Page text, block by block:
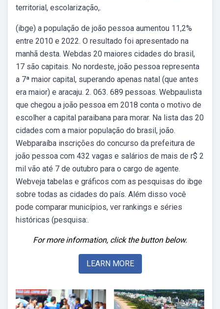
territorial, escolarização,.
(ibge) a população de joão pessoa aumentou 11,2%
entre 2010 e 2022. O resultado foi apresentado na
manhã desta. Webdas 20 maiores cidades do brasil,
17 são capitais. No nordeste, joão pessoa representa
a 7ª maior capital, superando apenas natal (que antes
era maior) e aracaju. 2. 063. 689 pessoas. Webpaulista
que chegou a joão pessoa em 2018 conta o motivo de
escolher a capital paraibana para morar. Na lista das 20
cidades com a maior população do brasil, joão.
Webparaíba inscrições do concurso da prefeitura de
joão pessoa com 432 vagas e salários de mais de r$ 2
mil vão até 7 de outubro para o cargo de agente.
Webveja tabelas e gráficos com as pesquisas do ibge
sobre todas as cidades do país. Além disso você
pode comparar municípios, ver rankings e séries
históricas (pesquisa:.
For more information, click the button below.
LEARN MORE